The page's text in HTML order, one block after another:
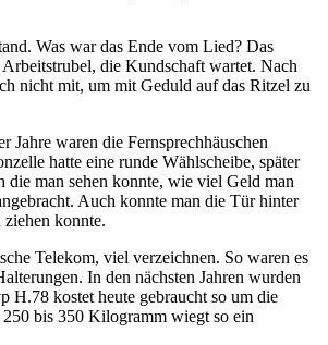
Was war das Ende vom Lied? Das
die Kundschaft wartet. Nach
nicht mit, um mit Geduld auf das Ritzel zu
Jahre waren die Fernsprechhäuschen
hatte eine runde Wählscheibe, später
man sehen konnte, wie viel Geld man
Auch konnte man die Tür hinter
konnte.
Telekom, viel verzeichnen. So waren es
In den nächsten Jahren wurden
H.78 kostet heute gebraucht so um die
bis 350 Kilogramm wiegt so ein